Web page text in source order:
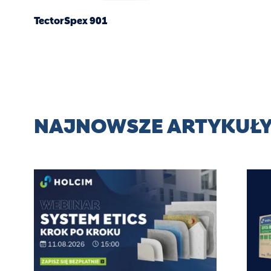
TectorSpex 901
NAJNOWSZE